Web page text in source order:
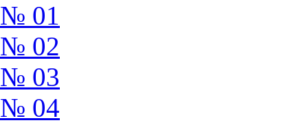
№ 01
№ 02
№ 03
№ 04